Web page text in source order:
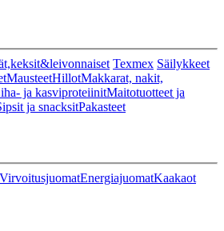
Texmex Säilykkeet
MausteetHillotMakkarat, nakit,
ja kasviproteiinitMaitotuotteet ja
ja snacksitPakasteet
VirvoitusjuomatEnergiajuomatKaakaot